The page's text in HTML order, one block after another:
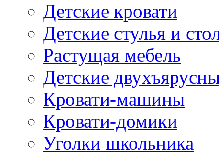
Детские кровати
Детские стулья и
Растущая мебель
Детские
Кровати-машины
Кровати-домики
Уголки школьника